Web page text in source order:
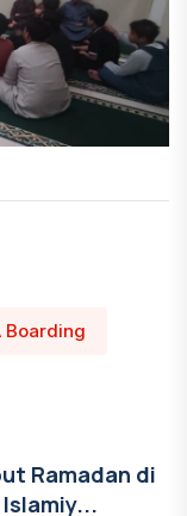
Boarding
Ramadan di